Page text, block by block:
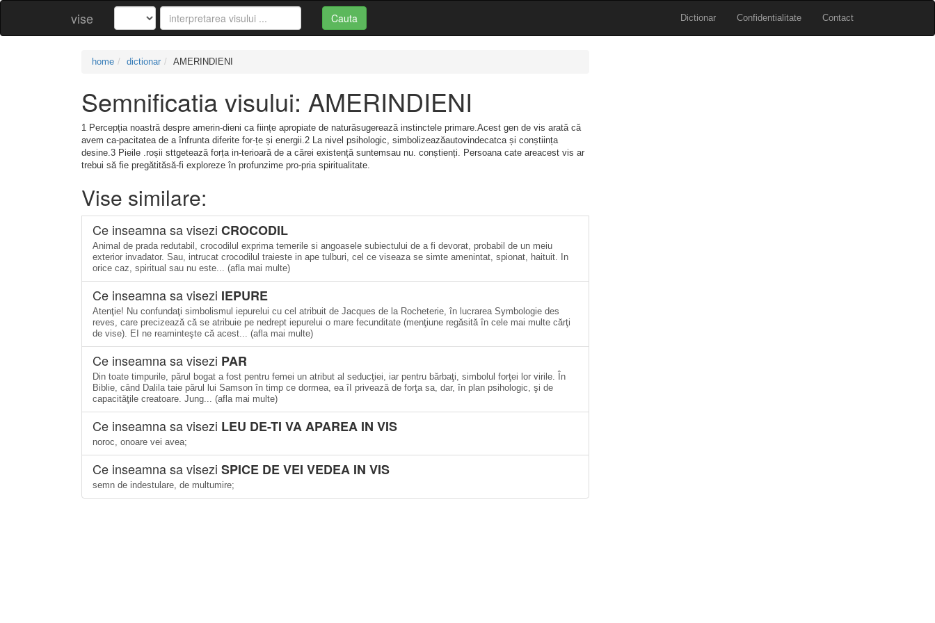
vise Dictionar Confidentialitate Contact
Cauta
home dictionar AMERINDIENI
Semnificatia visului: AMERINDIENI
1 Percepția noastră despre amerin-dieni ca ființe apropiate de naturăsugerează instinctele primare.Acest gen de vis arată că
avem ca-pacitatea de a înfrunta diferite for-țe și energii.2 La nivel psihologic, simbolizeazăautovindecatca și conștiința
desine.3 Pieile .roșii sttgetează forța in-terioară de a cărei existență suntemsau nu. conștienți. Persoana cate areacest vis ar
trebui să fie pregătităsă-fi exploreze în profunzime pro-pria spiritualitate.
Vise similare:
Ce inseamna sa visezi CROCODIL
Animal de prada redutabil, crocodilul exprima temerile si angoasele subiectului de a fi devorat, probabil de un meiu
exterior invadator. Sau, intrucat crocodilul traieste in ape tulburi, cel ce viseaza se simte amenintat, spionat, haituit. In
orice caz, spiritual sau nu este... (afla mai multe)
Ce inseamna sa visezi IEPURE
Atenţie! Nu confundaţi simbolismul iepurelui cu cel atribuit de Jacques de la Rocheterie, în lucrarea Symbologie des
reves, care precizează că se atribuie pe nedrept iepurelui o mare fecunditate (menţiune regăsită în cele mai multe cărţi
de vise). EI ne reaminteşte că acest... (afla mai multe)
Ce inseamna sa visezi PAR
Din toate timpurile, părul bogat a fost pentru femei un atribut al seducţiei, iar pentru bărbaţi, simbolul forţei lor virile. În
Biblie, când Dalila taie părul lui Samson în timp ce dormea, ea îI privează de forţa sa, dar, în plan psihologic, şi de
capacităţile creatoare. Jung... (afla mai multe)
Ce inseamna sa visezi LEU DE-TI VA APAREA IN VIS
noroc, onoare vei avea;
Ce inseamna sa visezi SPICE DE VEI VEDEA IN VIS
semn de indestulare, de multumire;